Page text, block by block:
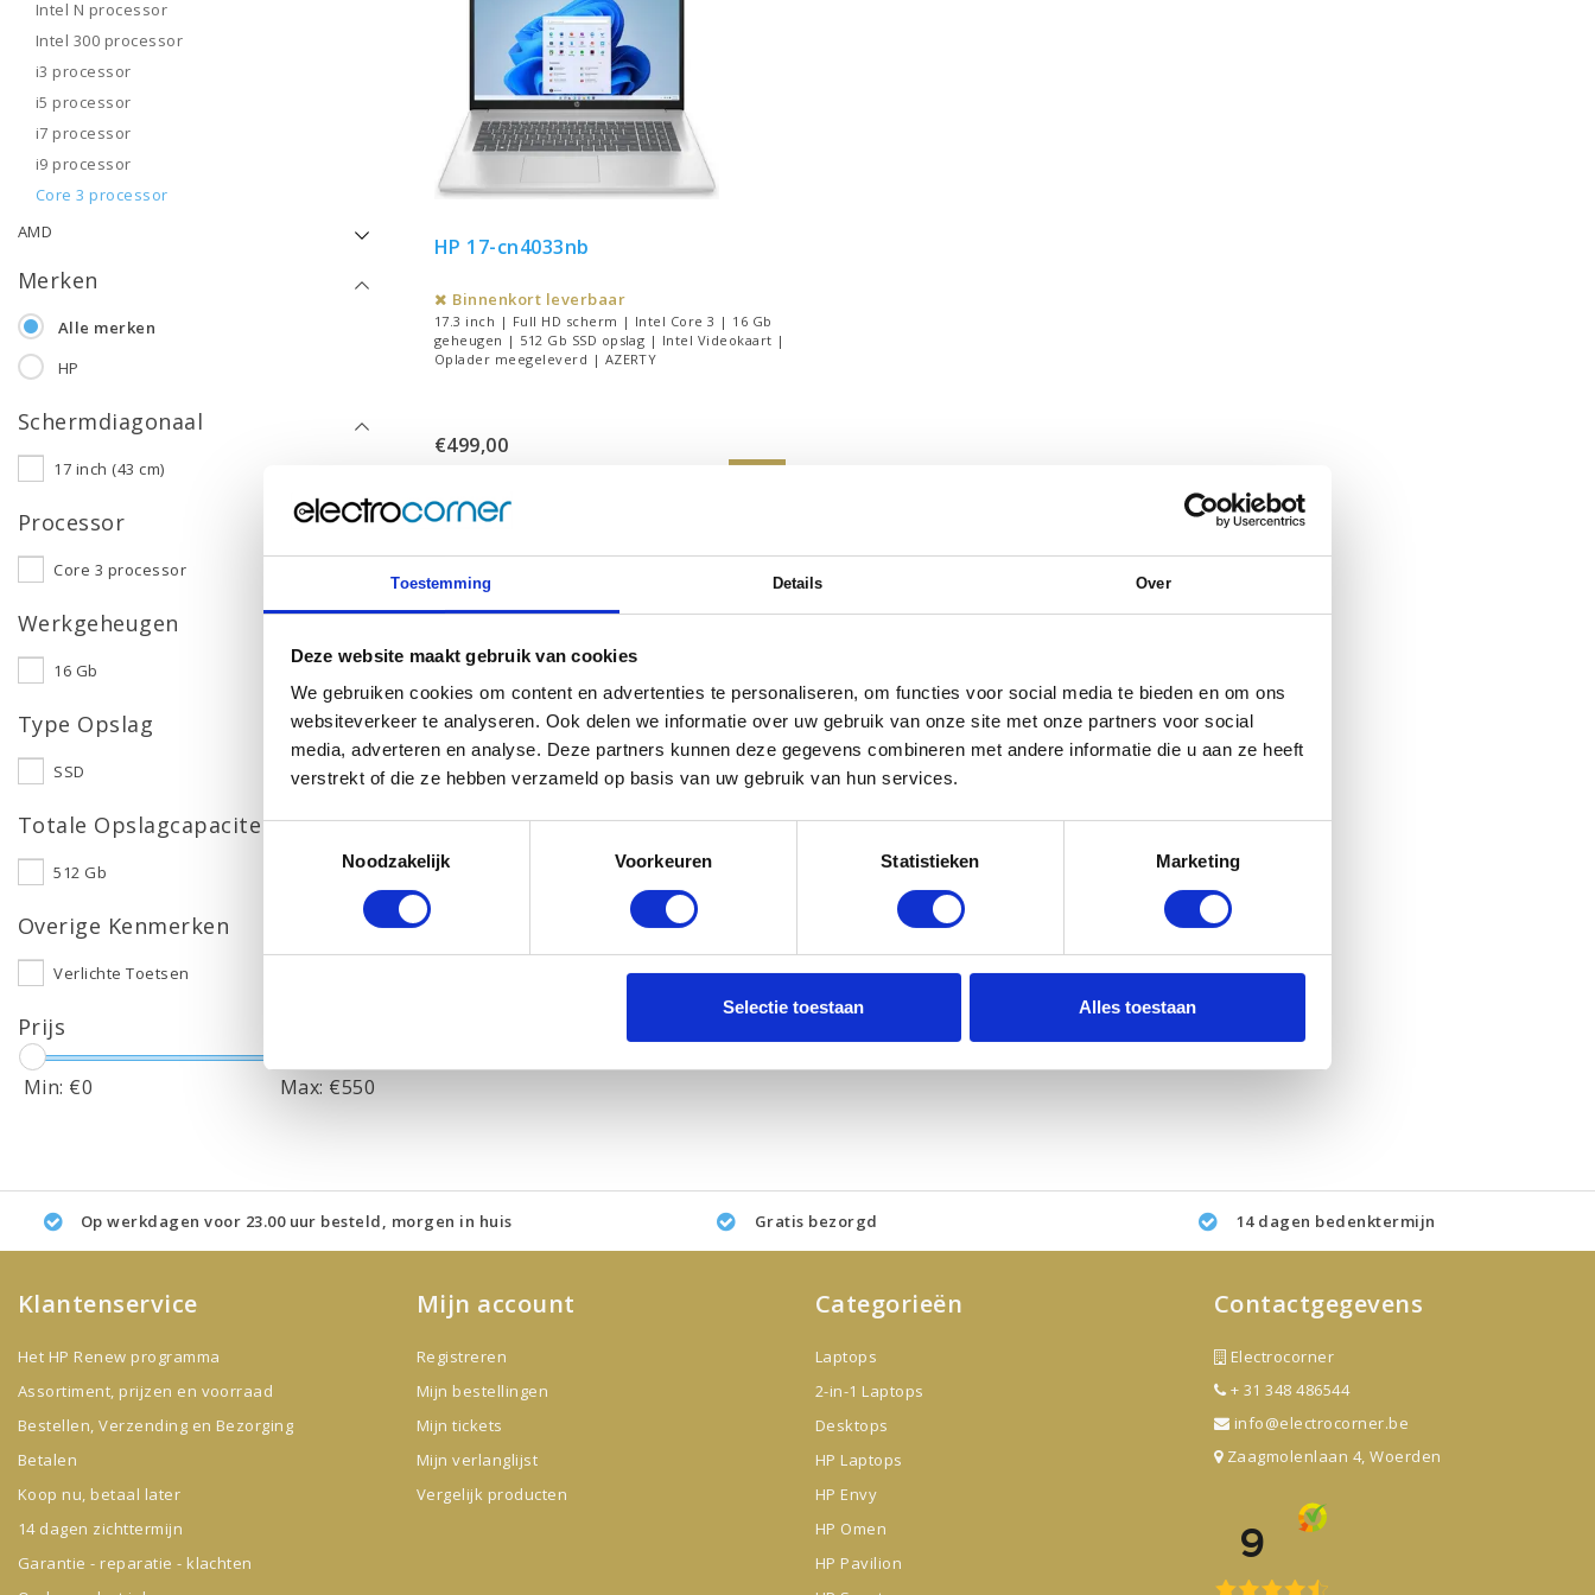
Toestemming Details Over
Deze website maakt gebruik van cookies
We gebruiken cookies om content en advertenties te personaliseren, om functies voor social media te bieden en om ons
websiteverkeer te analyseren. Ook delen we informatie over uw gebruik van onze site met onze partners voor social
media, adverteren en analyse. Deze partners kunnen deze gegevens combineren met andere informatie die u aan ze heeft
verstrekt of die ze hebben verzameld op basis van uw gebruik van hun services.
Noodzakelijk
Voorkeuren Statistieken Marketing
Selectie toestaan Alles toestaan
Intel N processor
Intel 300 processor
i3 processor
i5 processor
i7 processor
i9 processor
Core 3 processor
AMD
Merken
Alle merken
HP
Schermdiagonaal
17 inch (43 cm)
Processor
Core 3 processor
Werkgeheugen
16 Gb
Type Opslag
SSD
Totale Opslagcapaciteit
512 Gb
Overige Kenmerken
Verlichte Toetsen
Prijs
Min: €0 Max: €550
HP 17-cn4033nb
Binnenkort leverbaar
17.3 inch | Full HD scherm | Intel Core 3 | 16 Gb
geheugen | 512 Gb SSD opslag | Intel Videokaart |
Oplader meegeleverd | AZERTY
€499,00
Op werkdagen voor 23.00 uur besteld, morgen in huis Gratis bezorgd 14 dagen bedenktermijn
Klantenservice
Het HP Renew programma
Assortiment, prijzen en voorraad
Bestellen, Verzending en Bezorging
Betalen
Koop nu, betaal later
14 dagen zichttermijn
Garantie - reparatie - klachten
Mijn account
Registreren
Mijn bestellingen
Mijn tickets
Mijn verlanglijst
Vergelijk producten
Categorieën
Laptops
2-in-1 Laptops
Desktops
HP Laptops
HP Envy
HP Omen
HP Pavilion
Contactgegevens
Electrocorner
+ 31 348 486544
info@electrocorner.be
Zaagmolenlaan 4, Woerden